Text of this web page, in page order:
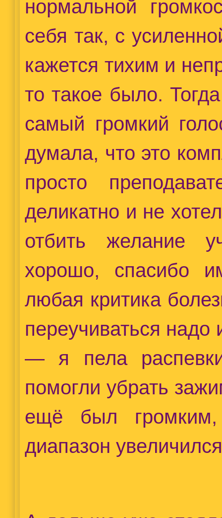
нормальной
себя так, с
кажется тихим и
то такое было.
самый громкий
думала, что это
просто
деликатно и не
отбить желание
хорошо, спасибо
любая критика
переучиваться
— я пела
помогли убрать
ещё был
диапазон